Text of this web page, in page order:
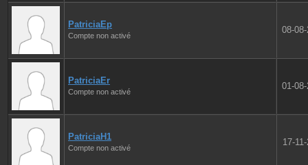
PatriciaEp
Compte non activé
08-
PatriciaEr
Compte non activé
01-
PatriciaH1
Compte non activé
17-